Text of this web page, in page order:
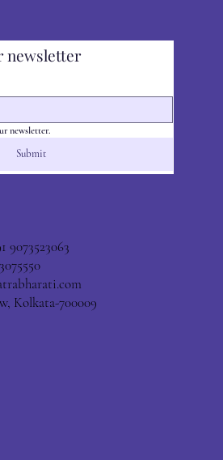
newsletter
newsletter.
Submit
9073523063
Kolkata-700009